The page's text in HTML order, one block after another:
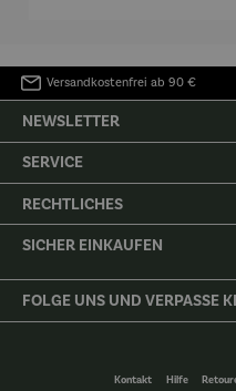
Versandkostenfrei ab 90 €
NEWSLETTER
SERVICE
RECHTLICHES
SICHER EINKAUFEN
FOLGE UNS UND VERPASSE
Kontakt Hilfe